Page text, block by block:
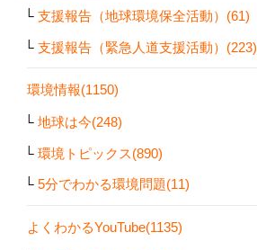
支援報告（地球環境保全活動）(61)
支援報告（緊急人道支援活動）(223)
環境情報(1150)
地球は今(248)
環境トピックス(890)
5分でわかる環境問題(11)
よくわかるYouTube(1135)